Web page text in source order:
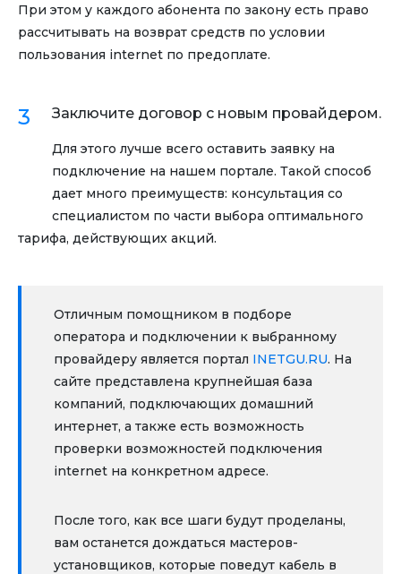
При этом у каждого абонента по закону есть право
рассчитывать на возврат средств по условии
пользования internet по предоплате.
Заключите договор с новым провайдером.
Для этого лучше всего оставить заявку на
подключение на нашем портале. Такой способ
дает много преимуществ: консультация со
специалистом по части выбора оптимального
тарифа, действующих акций.
Отличным помощником в подборе
оператора и подключении к выбранному
провайдеру является портал INETGU.RU. На
сайте представлена крупнейшая база
компаний, подключающих домашний
интернет, а также есть возможность
проверки возможностей подключения
internet на конкретном адресе.
После того, как все шаги будут проделаны,
вам останется дождаться мастеров-
установщиков, которые поведут кабель в